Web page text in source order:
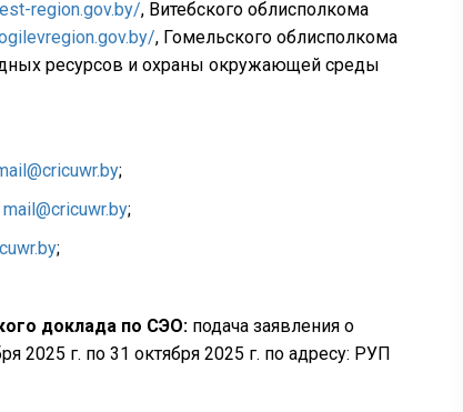
region.gov.by/, Витебского облисполкома
, Гомельского облисполкома
ресурсов и охраны окружающей среды
;
mail@cricuwr.by;
;
доклада по СЭО: подача заявления о
2025 г. по 31 октября 2025 г. по адресу: РУП